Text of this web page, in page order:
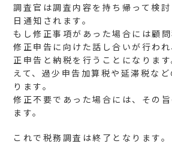
調査官は調査内容を持ち帰って検
日通知されます。
もし修正事項があった場合には顧
修正申告に向けた話し合いが行わ
正申告と納税を行うことになりま
えて、過少申告加算税や延滞税な
ります。
修正不要であった場合には、その
ます。
これで税務調査は終了となります。